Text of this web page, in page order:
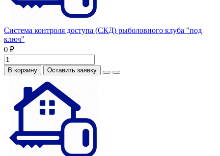
Система контроля доступа (СКД) рыболовного клуба "под
ключ"
0 ₽
В корзину Оставить заявку